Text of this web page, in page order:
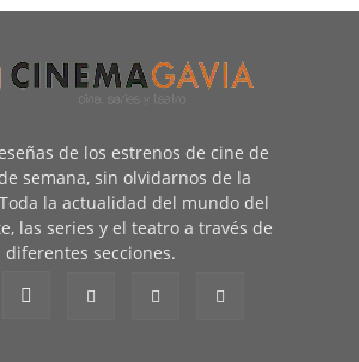
de los estrenos de cine de
semana, sin olvidarnos de la
la actualidad del mundo del
las series y el teatro a través de
diferentes secciones.